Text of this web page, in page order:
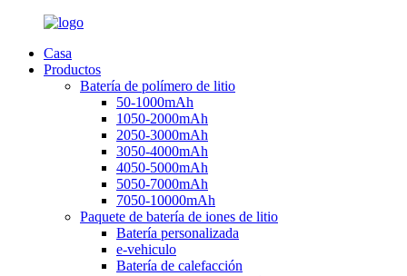
Casa
Productos
Batería de polímero de litio
50-1000mAh
1050-2000mAh
2050-3000mAh
3050-4000mAh
4050-5000mAh
5050-7000mAh
7050-10000mAh
Paquete de batería de iones de litio
Batería personalizada
e-vehiculo
Batería de calefacción